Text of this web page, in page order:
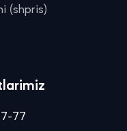
(shpris)
77